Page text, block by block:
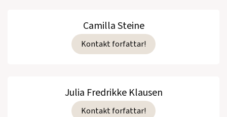
Camilla Steine
Kontakt forfattar!
Julia Fredrikke Klausen
Kontakt forfattar!